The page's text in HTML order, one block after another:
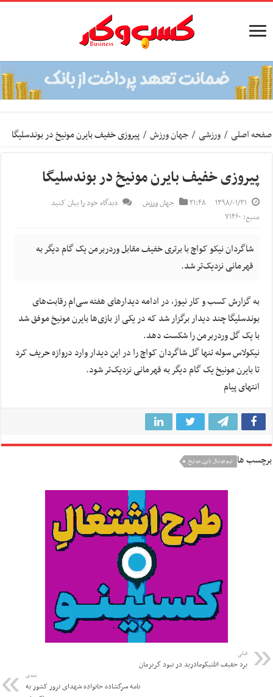
صفحه اصلی / ورزشی / جهان ورزش / پیروزی خفیف بایرن مونیخ در بوندسلیگا
پیروزی خفیف بایرن مونیخ در بوندسلیگا
۱۳۹۸/۰۱/۳۱ ۲۱:۴۸ جهان ورزش
دیدگاه خود را بیان کنید
منبع: ۷۱۴۶۰
شاگردان نیکو کواچ با برتری خفیف مقابل وردربرمن یک گام دیگر به
قهرمانی نزدیک‌تر شد.
به گزارش کسب و کار نیوز، در ادامه دیدارهای هفته سی‌ام رقابت‌های
بوندسلیگاچند دیدار برگزار شد که در یکی از بازی‌ها بایرن مونیخ موفق شد
با یک گل وردربرمن را شکست دهد.
نیکولاس سوله تنها گل شاگردانکواچرا در این دیدار وارد دروازه حریف کرد
تا بایرن مونیخ یک گام دیگر به قهرمانی نزدیک‌تر شود.
انتهای پیام
برچسب ها تیم فوتبال بایرن مونیخ
قبلی
برد خفیف اتلتیکومادرید در نبود گریزمان
بعدی
نامه سرگشاده خانواده شهدای ترور کشور به